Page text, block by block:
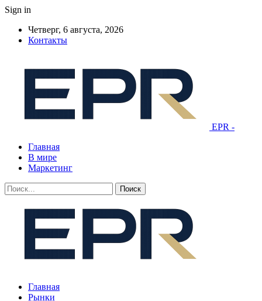
Sign in
Четверг, 6 августа, 2026
Контакты
EPR -
Главная
В мире
Маркетинг
Главная
Рынки